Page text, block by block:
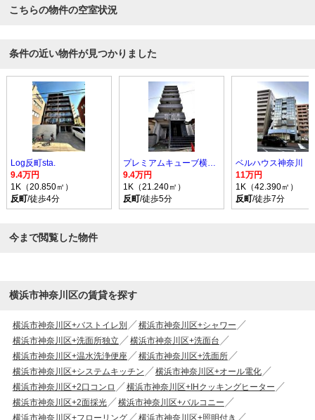
こちらの物件の空室状況
条件の近い物件が見つかりました
Log反町sta.
9.4万円
1K（20.850㎡）
反町/徒歩4分
プレミアムキューブ横浜反町
9.4万円
1K（21.240㎡）
反町/徒歩5分
ベルハウス神奈川
11万円
1K（42.390㎡）
反町/徒歩7分
今まで閲覧した物件
横浜市神奈川区の賃貸を探す
横浜市神奈川区+バストイレ別
横浜市神奈川区+シャワー
横浜市神奈川区+洗面所独立
横浜市神奈川区+洗面台
横浜市神奈川区+温水洗浄便座
横浜市神奈川区+洗面所
横浜市神奈川区+システムキッチン
横浜市神奈川区+オール電化
横浜市神奈川区+2口コンロ
横浜市神奈川区+IHクッキングヒーター
横浜市神奈川区+2面採光
横浜市神奈川区+バルコニー
横浜市神奈川区+フローリング
横浜市神奈川区+照明付き